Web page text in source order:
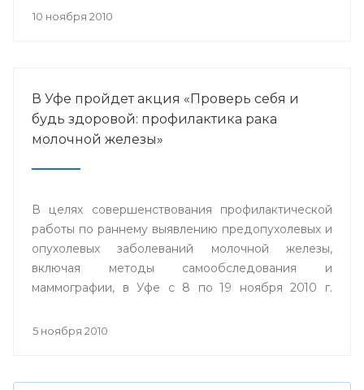
исследования».
10 ноября 2010
В Уфе пройдет акция «Проверь себя и
будь здоровой: профилактика рака
молочной железы»
В целях совершенствования профилактической
работы по раннему выявлению предопухолевых и
опухолевых заболеваний молочной железы,
включая методы самообследования и
маммографии, в Уфе с 8 по 19 ноября 2010 г.
профилактика рака молочной железы».
5 ноября 2010